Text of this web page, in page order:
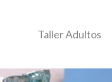
Taller Adultos